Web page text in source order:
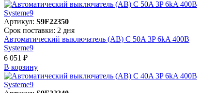
Артикул: S9F22350
Срок поставки: 2 дня
Автоматический выключатель (АВ) C 50A 3P 6kA 400В
Systeme9
6 051 ₽
В корзинy